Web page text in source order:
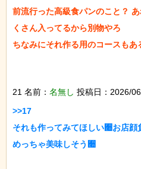
前流行った高級食パンのこと？
くさん入ってるから別物やろ
ちなみにそれ作る用のコースもあ
21 名前： 名無し 投稿日：2026/
>>17
それも作ってみてほしい﫪お店
めっちゃ美味しそう﫪